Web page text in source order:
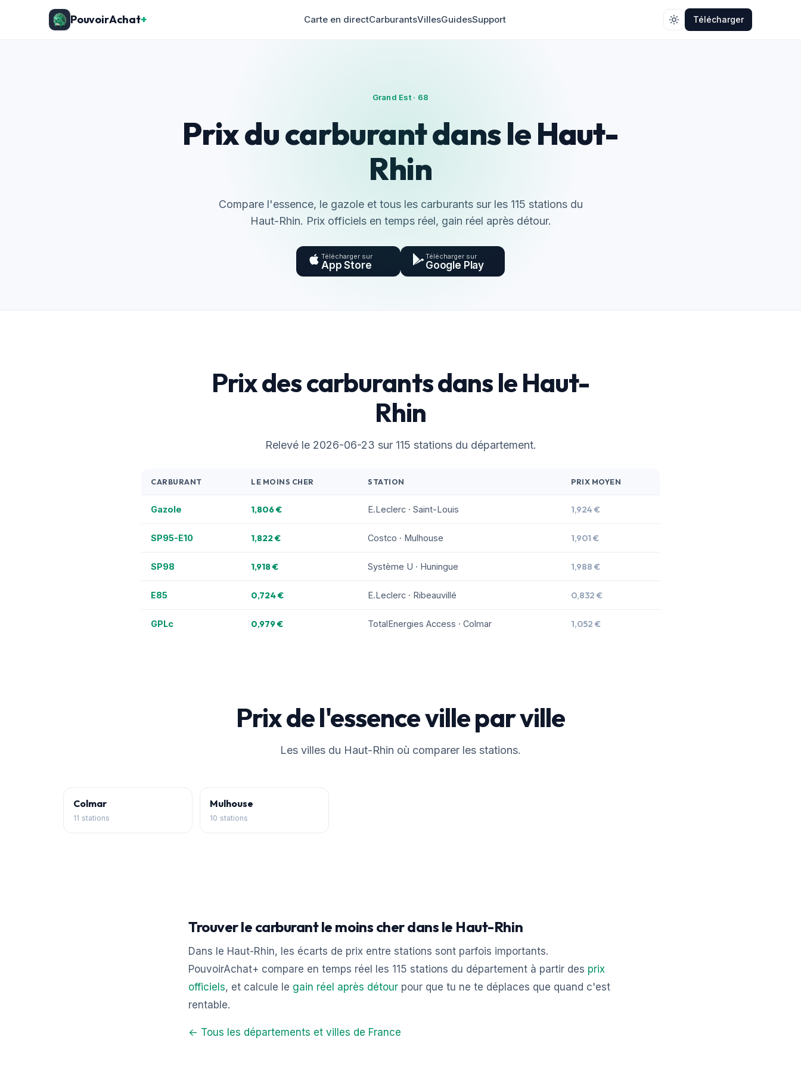
PouvoirAchat+ Carte en directCarburantsVillesGuidesSupport Télécharger
Grand Est · 68
Prix du carburant dans le Haut-
Rhin
Compare l'essence, le gazole et tous les carburants sur les 115 stations du
Haut-Rhin. Prix officiels en temps réel, gain réel après détour.
Télécharger sur
App Store
Télécharger sur
Google Play
Prix des carburants dans le Haut-
Rhin
Relevé le 2026-06-23 sur 115 stations du département.
CARBURANT LE MOINS CHER STATION PRIX MOYEN
Gazole 1,806 € E.Leclerc · Saint-Louis 1,924 €
SP95-E10 1,822 € Costco · Mulhouse 1,901 €
SP98 1,918 € Système U · Huningue 1,988 €
E85 0,724 € E.Leclerc · Ribeauvillé 0,832 €
GPLc 0,979 € TotalEnergies Access · Colmar 1,052 €
Prix de l'essence ville par ville
Les villes du Haut-Rhin où comparer les stations.
Colmar
11 stations
Mulhouse
10 stations
Trouver le carburant le moins cher dans le Haut-Rhin
Dans le Haut-Rhin, les écarts de prix entre stations sont parfois importants.
PouvoirAchat+ compare en temps réel les 115 stations du département à partir des prix
officiels, et calcule le gain réel après détour pour que tu ne te déplaces que quand c'est
rentable.
← Tous les départements et villes de France